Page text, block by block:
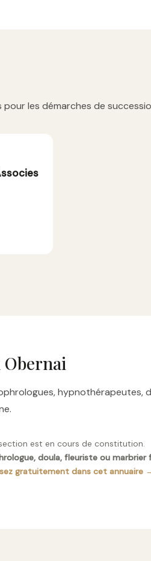
les démarches de
est en cours de constitution.
doula, fleuriste ou marbrier
gratuitement dans cet annuaire